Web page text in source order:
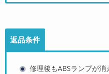
返品条件
修理後もABSランプが